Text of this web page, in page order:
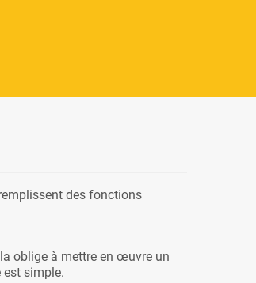
des fonctions
oblige à mettre en œuvre un
simple.